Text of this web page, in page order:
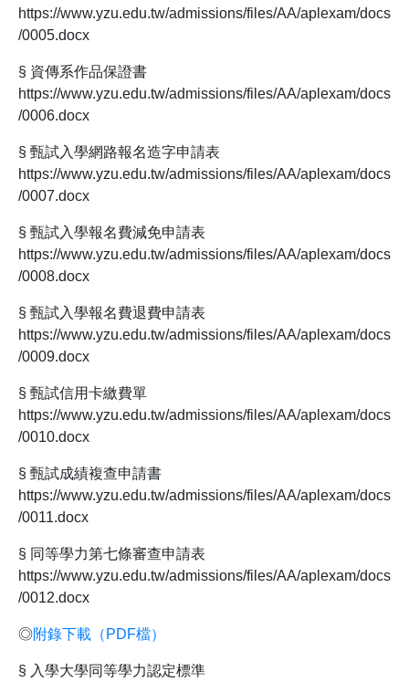
https://www.yzu.edu.tw/admissions/files/AA/aplexam/docs
/0005.docx
§ 資傳系作品保證書
https://www.yzu.edu.tw/admissions/files/AA/aplexam/docs
/0006.docx
§ 甄試入學網路報名造字申請表
https://www.yzu.edu.tw/admissions/files/AA/aplexam/docs
/0007.docx
§ 甄試入學報名費減免申請表
https://www.yzu.edu.tw/admissions/files/AA/aplexam/docs
/0008.docx
§ 甄試入學報名費退費申請表
https://www.yzu.edu.tw/admissions/files/AA/aplexam/docs
/0009.docx
§ 甄試信用卡繳費單
https://www.yzu.edu.tw/admissions/files/AA/aplexam/docs
/0010.docx
§ 甄試成績複查申請書
https://www.yzu.edu.tw/admissions/files/AA/aplexam/docs
/0011.docx
§ 同等學力第七條審查申請表
https://www.yzu.edu.tw/admissions/files/AA/aplexam/docs
/0012.docx
◎附錄下載（PDF檔）
§ 入學大學同等學力認定標準